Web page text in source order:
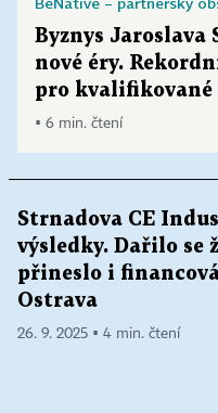
Byznys Jaroslava
nové éry.
pro kvalifikované
▪ 6 min. čtení
Strnadova CE
výsledky. Dařilo se
přineslo i
Ostrava
26. 9. 2025 ▪ 4 min. čtení